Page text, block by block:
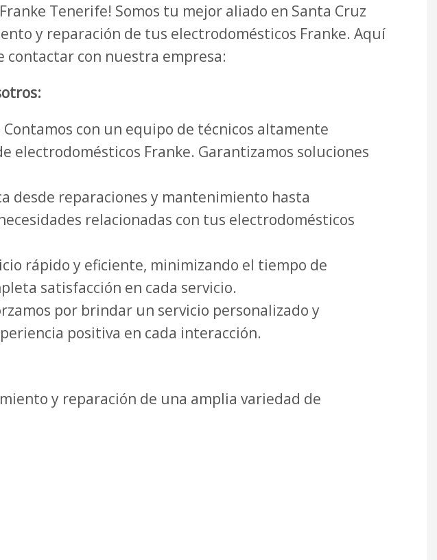
Tenerife! Somos tu mejor aliado en Santa Cruz
y reparación de tus electrodomésticos Franke. Aquí
contactar con nuestra empresa:
Contamos con un equipo de técnicos altamente
electrodomésticos Franke. Garantizamos soluciones
desde reparaciones y mantenimiento hasta
relacionadas con tus electrodomésticos
rápido y eficiente, minimizando el tiempo de
satisfacción en cada servicio.
por brindar un servicio personalizado y
positiva en cada interacción.
y reparación de una amplia variedad de